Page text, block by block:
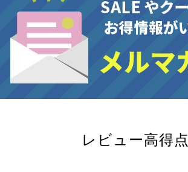
レビュー高得点